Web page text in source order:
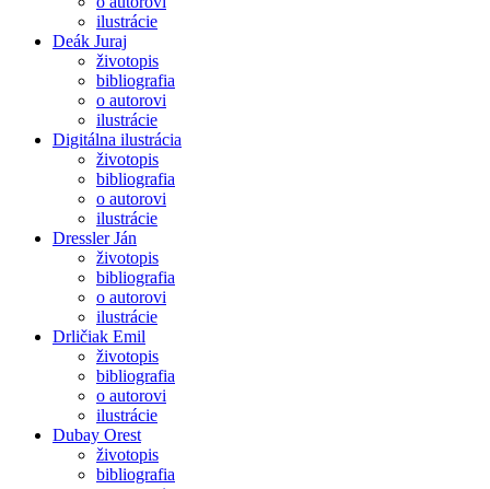
ilustrácie
Deák Juraj
životopis
bibliografia
o autorovi
ilustrácie
Digitálna ilustrácia
životopis
bibliografia
o autorovi
ilustrácie
Dressler Ján
životopis
bibliografia
o autorovi
ilustrácie
Drličiak Emil
životopis
bibliografia
o autorovi
ilustrácie
Dubay Orest
životopis
bibliografia